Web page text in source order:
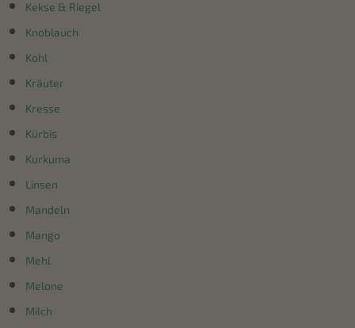
Kekse & Riegel
Knoblauch
Kohl
Kräuter
Kresse
Kürbis
Kurkuma
Linsen
Mandeln
Mango
Mehl
Melone
Milch